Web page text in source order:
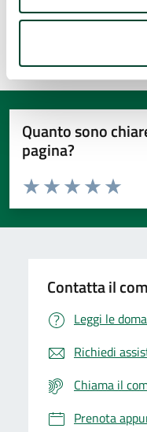
Quanto sono
pagina?
Valuta da 1 a 5 stelle la
Valuta
Valuta 4
Valuta 3 stelle
Valuta 2 stelle su 5
Valuta 1 stelle su 5
Contatta il
Leggi le
Richiedi
Chiama il
Prenota